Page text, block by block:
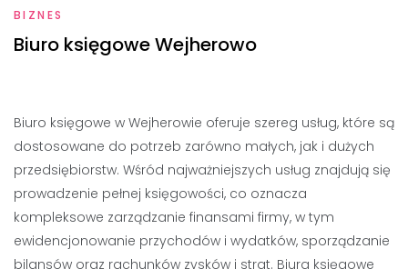
BIZNES
Biuro księgowe Wejherowo
Biuro księgowe w Wejherowie oferuje szereg usług, które są
dostosowane do potrzeb zarówno małych, jak i dużych
przedsiębiorstw. Wśród najważniejszych usług znajdują się
prowadzenie pełnej księgowości, co oznacza
kompleksowe zarządzanie finansami firmy, w tym
ewidencjonowanie przychodów i wydatków, sporządzanie
bilansów oraz rachunków zysków i strat. Biura księgowe